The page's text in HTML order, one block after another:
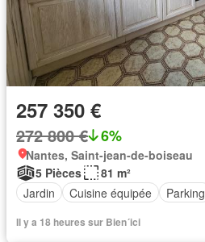
257 350 €
272 800 € 6%
Nantes, Saint-jean-de-boiseau
5 Pièces
81 m²
Jardin
Cuisine équipée Parking
Il y a 18 heures sur Bien´ici